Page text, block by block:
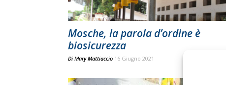
Mosche, la parola d’ordine è
biosicurezza
Di Mary Mattiaccio 16 Giugno 2021